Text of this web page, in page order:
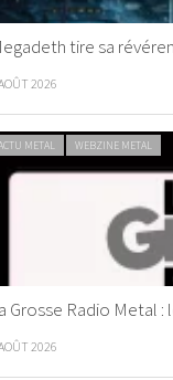
tire sa
2026
METAL WEBZINE METAL
Grosse Radio Metal :
2026